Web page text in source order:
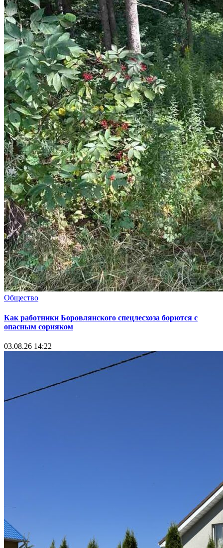
Общество
Как работники Боровлянского спецлесхоза борются с
опасным сорняком
03.08.26 14:22